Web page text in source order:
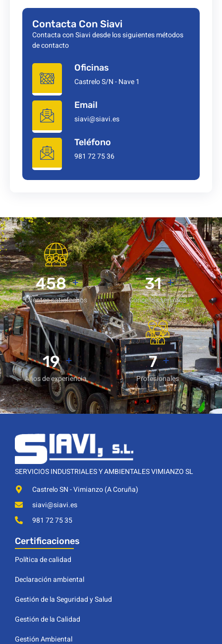
Contacta Con Siavi
Contacta con Siavi desde los siguientes métodos
de contacto
Oficinas
Castrelo S/N - Nave 1
Email
siavi@siavi.es
Teléfono
981 72 75 36
621 +
Clientes satisfechos
42 +
Concellos servidos
25 +
Años de experiencia
9 +
Profesionales
SERVICIOS INDUSTRIALES Y AMBIENTALES VIMIANZO SL
Castrelo SN - Vimianzo (A Coruña)
siavi@siavi.es
981 72 75 35
Certificaciones
Política de calidad
Declaración ambiental
Gestión de la Seguridad y Salud
Gestión de la Calidad
Gestión Ambiental